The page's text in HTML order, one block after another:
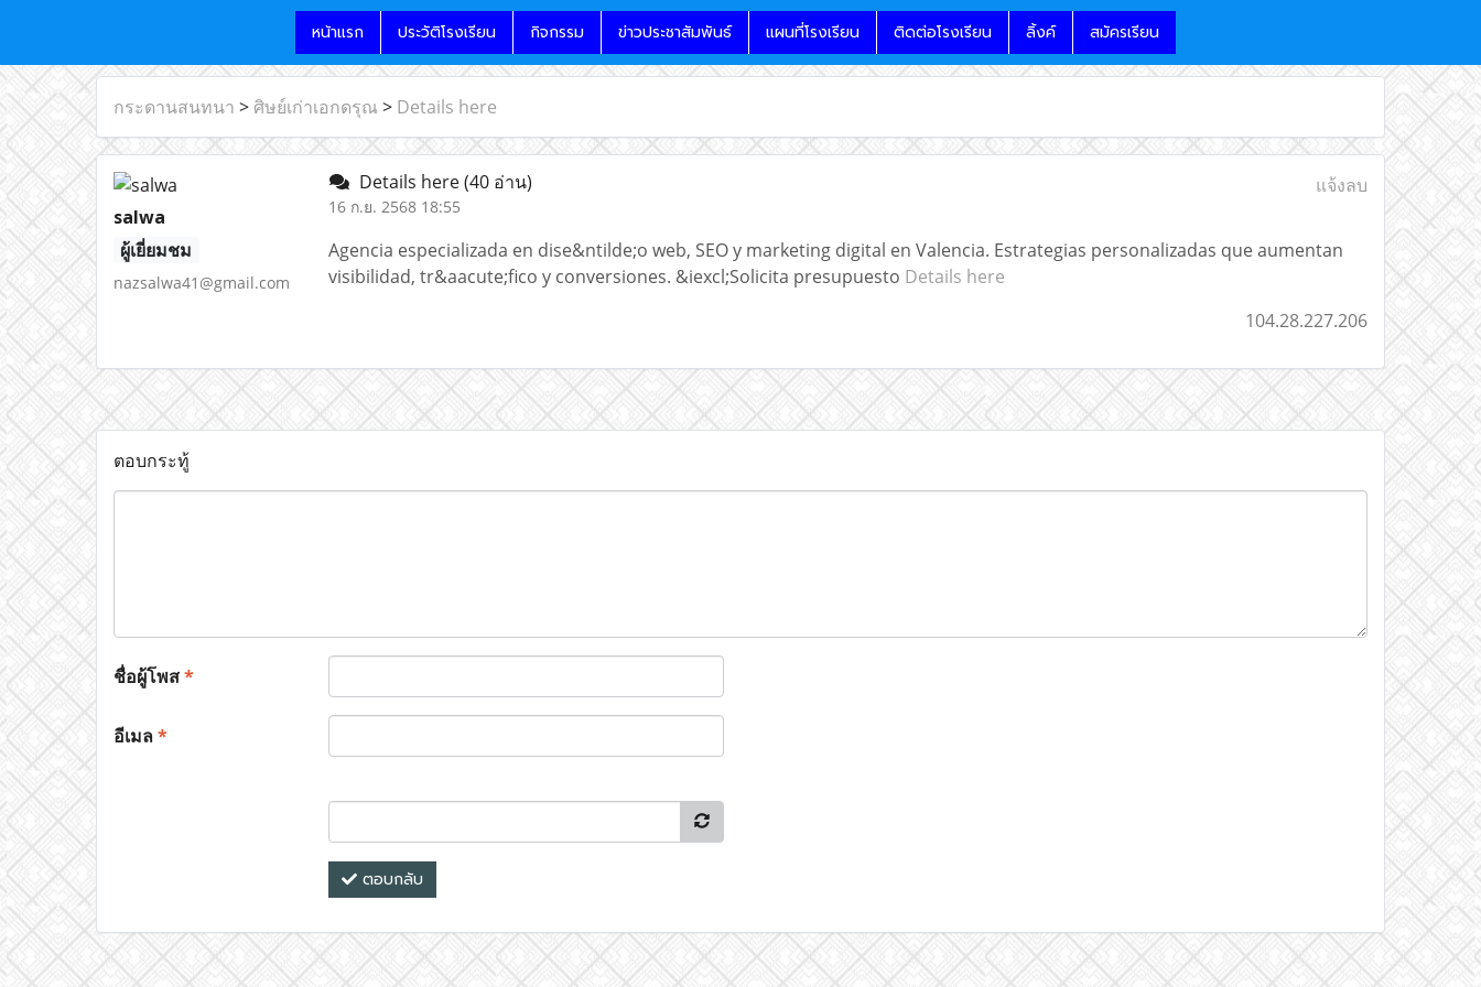
หน้าแรก ประวัติโรงเรียน กิจกรรม ข่าวประชาสัมพันธ์ แผนที่โรงเรียน ติดต่อโรงเรียน ลิ้งค์ สมัครเรียน
กระดานสนทนา > ศิษย์เก่าเอกดรุณ > Details here
salwa
ผู้เยี่ยมชม
nazsalwa41@gmail.com
Details here(40 อ่าน)
16 ก.ย. 2568 18:55
แจ้งลบ
Agencia especializada en dise&ntilde;o web, SEO y marketing digital en Valencia. Estrategias personalizadas que aumentan
visibilidad, tr&aacute;fico y conversiones. &iexcl;Solicita presupuesto Details here
104.28.227.206
ตอบกระทู้
ชื่อผู้โพส*
อีเมล*
ตอบกลับ